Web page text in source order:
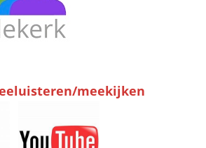
meekijken